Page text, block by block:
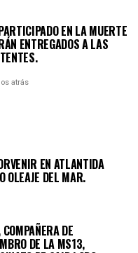
EN LA MUERTE
ENTREGADOS A LAS
atrás
EN ATLANTIDA
OLEAJE DEL MAR.
DE
DE LA MS13,